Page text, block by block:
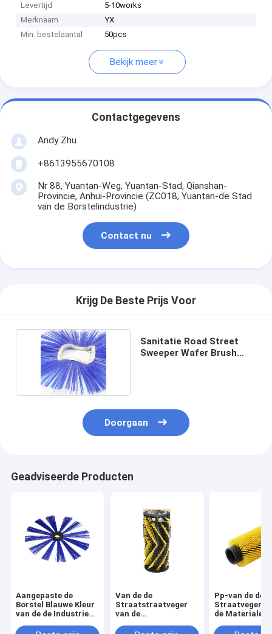
Levertijd
5-10works
Merknaam
YX
Min. bestelaantal
50pcs
Bekijk meer
Contactgegevens
Andy Zhu
+8613955670108
Nr 88, Yuantan-Weg, Yuantan-Stad, Qianshan-
Provincie, Anhui-Provincie (ZC018, Yuantan-de Stad
van de Borstelindustrie)
Contact nu
Krijg De Beste Prijs Voor
Sanitatie Road Street
Sweeper Wafer Brush
Doorgaan
Geadviseerde Producten
Aangepaste de
Borstel Blauwe Kleur
van de de Industrie
Straatveger
Van de de
Straatstraatveger
van de
Rolborstel
Pp-van de de
de